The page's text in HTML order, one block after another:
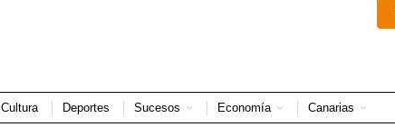
Cultura Deportes Sucesos Economía Canarias